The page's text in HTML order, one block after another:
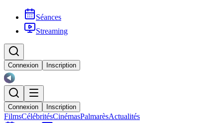
Séances
Streaming
Connexion Inscription
Connexion Inscription
FilmsCélébritésCinémasPalmarèsActualités